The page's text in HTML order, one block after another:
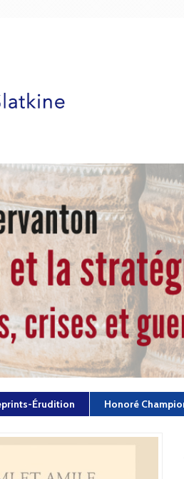
Érudition Honoré